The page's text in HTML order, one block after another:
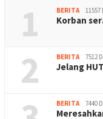
1 BERITA
Korban
2 BERITA 7512
Jelang
BERITA 7440